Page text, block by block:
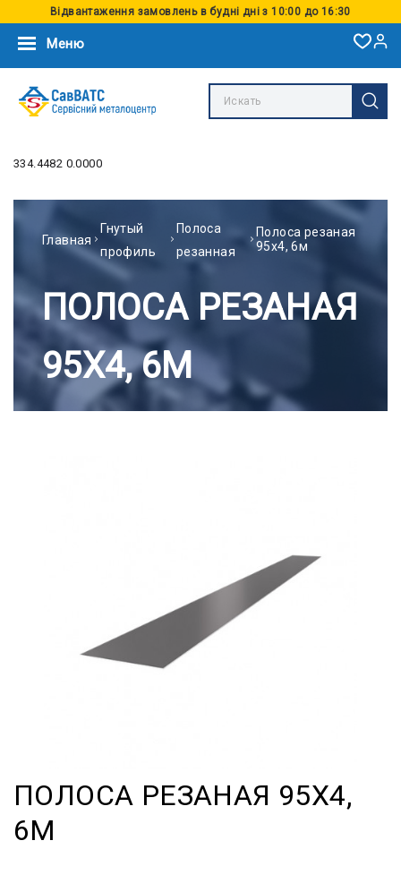
Відвантаження замовлень в будні дні з 10:00 до 16:30
Меню
334.4482 0.0000
Главная
Гнутый
профиль
Полоса
резанная
Полоса резаная
95х4, 6м
ПОЛОСА РЕЗАНАЯ
95Х4, 6М
ПОЛОСА РЕЗАНАЯ 95Х4,
6М